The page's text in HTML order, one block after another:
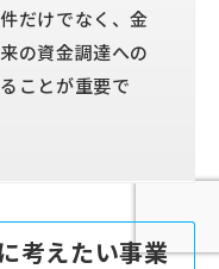
だけでなく、金
の資金調達への
ことが重要で
考えたい事業